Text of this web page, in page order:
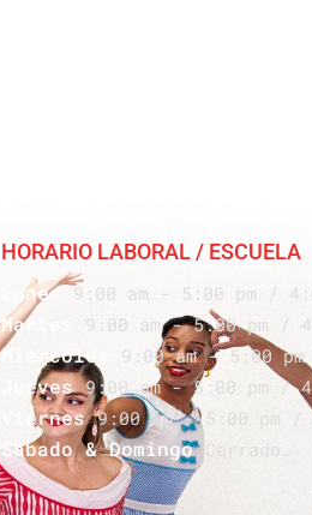
HORARIO LABORAL / ESCUELA
Lunes 9:00 am - 5:00 pm /
Martes 9:00 am - 5:00 pm /
Miércoles 9:00 am - 5:00
Jueves 9:00 am - 5:00 pm /
Viernes 9:00 am - 5:00 pm /
Sábado & Domingo Cerrado.